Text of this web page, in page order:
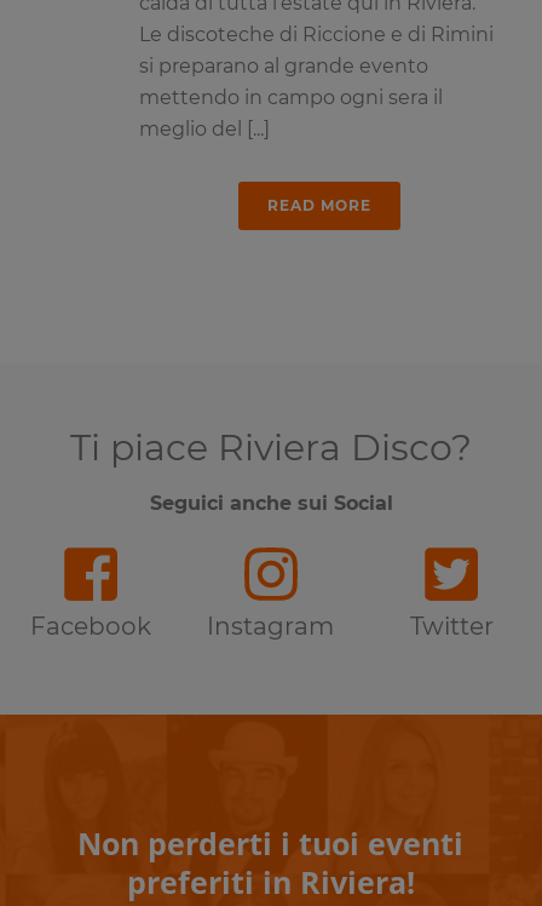
Le discoteche di Riccione e di Rimini
si preparano al grande evento
mettendo in campo ogni sera il
meglio del [...]
READ MORE
Ti piace Riviera Disco?
Seguici anche sui Social
Facebook Instagram Twitter
Non perderti i tuoi eventi
preferiti in Riviera!